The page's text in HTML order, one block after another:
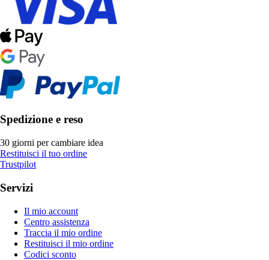
Spedizione e reso
30 giorni per cambiare idea
Restituisci il tuo ordine
Trustpilot
Servizi
Il mio account
Centro assistenza
Traccia il mio ordine
Restituisci il mio ordine
Codici sconto